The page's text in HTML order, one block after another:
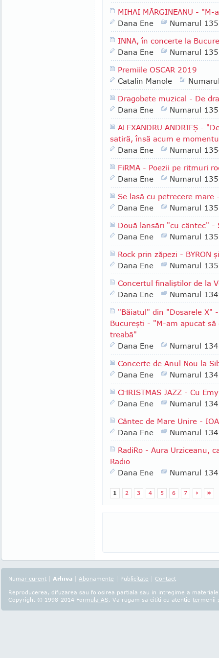
MIHAI MĂRGINEANU -
Dana Ene
Numarul
INNA, în concerte la
Dana Ene
Numarul
Premiile OSCAR 2019
Catalin Manole
Dragobete muzical - De
Dana Ene
Numarul
ALEXANDRU ANDRIEŞ -
satiră, însă acum e
Dana Ene
Numarul
FiRMA - Poezii pe ritmuri
Dana Ene
Numarul
Se lasă cu petrecere mare
Dana Ene
Numarul
Două lansări "cu cântec" -
Dana Ene
Numarul
Rock prin zăpezi - BYRON
Dana Ene
Numarul
Concertul finaliştilor de la
Dana Ene
Numarul
"Băiatul" din "Dosarele X"
Bucureşti - "M-am apucat
treabă"
Dana Ene
Numarul
Concerte de Anul Nou la
Dana Ene
Numarul
CHRISTMAS JAZZ - Cu
Dana Ene
Numarul
Cântec de Mare Unire -
Dana Ene
Numarul
RadiRo - Aura Urziceanu,
Radio
Dana Ene
Numarul
1 2 3 4 5 6 7 › »
Numar curent | Arhiva | Abonamente | Publicitate | Contact
Reproducerea, difuzarea sau folosirea partiala sau in intregime a
Copyright © 1998-2014 Formula AS. Va rugam sa cititi cu atentie termenii